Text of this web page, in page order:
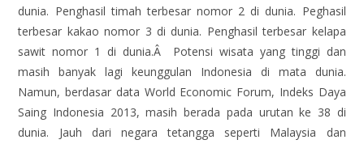
dunia. Penghasil timah terbesar nomor 2 di dunia. Peghasil
terbesar kakao nomor 3 di dunia. Penghasil terbesar kelapa
sawit nomor 1 di dunia.Â Potensi wisata yang tinggi dan
masih banyak lagi keunggulan Indonesia di mata dunia.
Namun, berdasar data World Economic Forum, Indeks Daya
Saing Indonesia 2013, masih berada pada urutan ke 38 di
dunia. Jauh dari negara tetangga seperti Malaysia dan